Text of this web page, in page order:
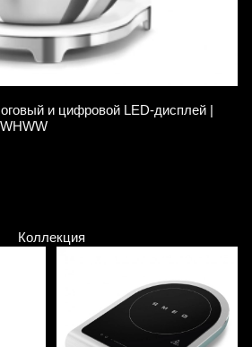
и цифровой LED-дисплей |
Коллекция